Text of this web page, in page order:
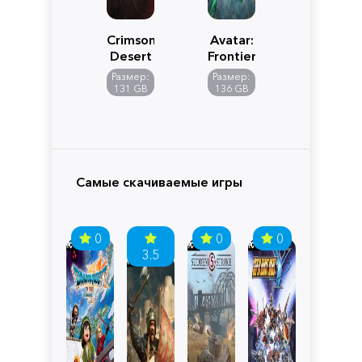
Crimson
Desert
Размер:
131 GB
Avatar:
Frontiers
of
Pandora
Размер:
136 GB
Самые скачиваемые игры
0
3.5
0 0